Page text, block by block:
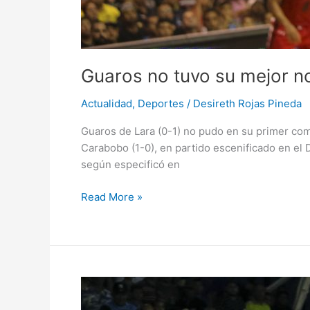
Guaros no tuvo su mejor
Actualidad, Deportes / Desireth Rojas Pineda
Guaros de Lara (0-1) no pudo en su primer
Carabobo (1-0), en partido escenificado en
según especificó en
Read More »
Guaros
barre